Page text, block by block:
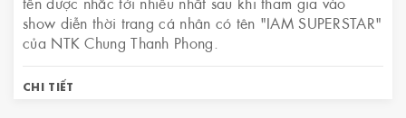
show diễn thời trang cá nhân có tên "IAM SUPERSTAR"
của NTK Chung Thanh Phong.
CHI TIẾT